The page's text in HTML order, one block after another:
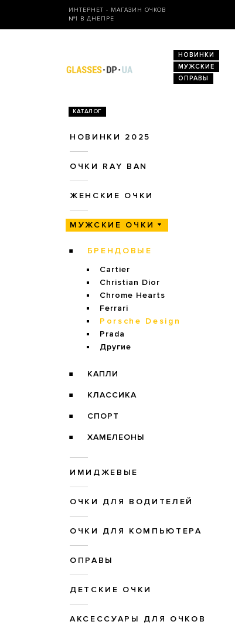
ИНТЕРНЕТ - МАГАЗИН ОЧКОВ
№1 В ДНЕПРЕ
НОВИНКИ
МУЖСКИЕ
ОПРАВЫ
КАТАЛОГ
НОВИНКИ 2025
ОЧКИ RAY BAN
ЖЕНСКИЕ ОЧКИ
МУЖСКИЕ ОЧКИ
БРЕНДОВЫЕ
Cartier
Christian Dior
Chrome Hearts
Ferrari
Porsche Design
Prada
Другие
КАПЛИ
КЛАССИКА
СПОРТ
ХАМЕЛЕОНЫ
ИМИДЖЕВЫЕ
ОЧКИ ДЛЯ ВОДИТЕЛЕЙ
ОЧКИ ДЛЯ КОМПЬЮТЕРА
ОПРАВЫ
ДЕТСКИЕ ОЧКИ
АКСЕССУАРЫ ДЛЯ ОЧКОВ